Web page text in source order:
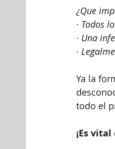
¿Que
· Todos
· Una
·
Ya la
todo el
¡Es